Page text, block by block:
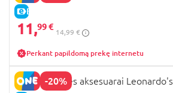
E-KAINA
11,99 €
14,99 €
Perkant papildomą prekę internetu
-20%
TMNT nindzės aksesuarai